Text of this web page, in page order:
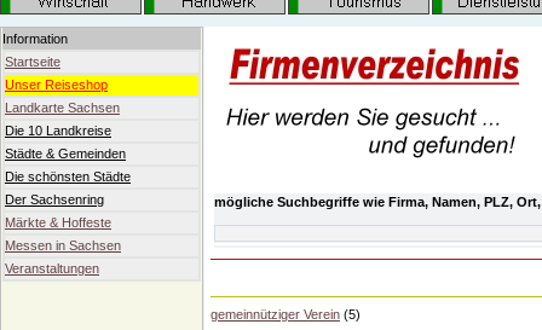
Information
Startseite
Unser Reiseshop
Landkarte Sachsen
Die 10 Landkreise
Städte & Gemeinden
Die schönsten Städte
Der Sachsenring
Märkte & Hoffeste
Messen in Sachsen
Veranstaltungen
mögliche Suchbegriffe wie Firma, Namen, PLZ,
gemeinnütziger Verein (5)